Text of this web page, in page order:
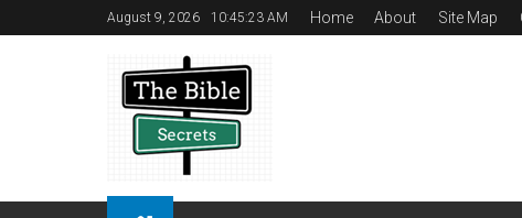
August 9, 2026 10:45:24 AM Home About Site Map